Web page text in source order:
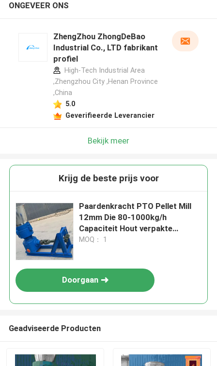
ONGEVEER ONS
ZhengZhou ZhongDeBao
Industrial Co., LTD fabrikant
profiel
High-Tech Industrial Area
,Zhengzhou City ,Henan Province
,China
5.0
Geverifieerde Leverancier
Bekijk meer
Krijg de beste prijs voor
Paardenkracht PTO Pellet Mill
12mm Die 80-1000kg/h
Capaciteit Hout verpakte
machine
MOQ： 1
Doorgaan
Geadviseerde Producten